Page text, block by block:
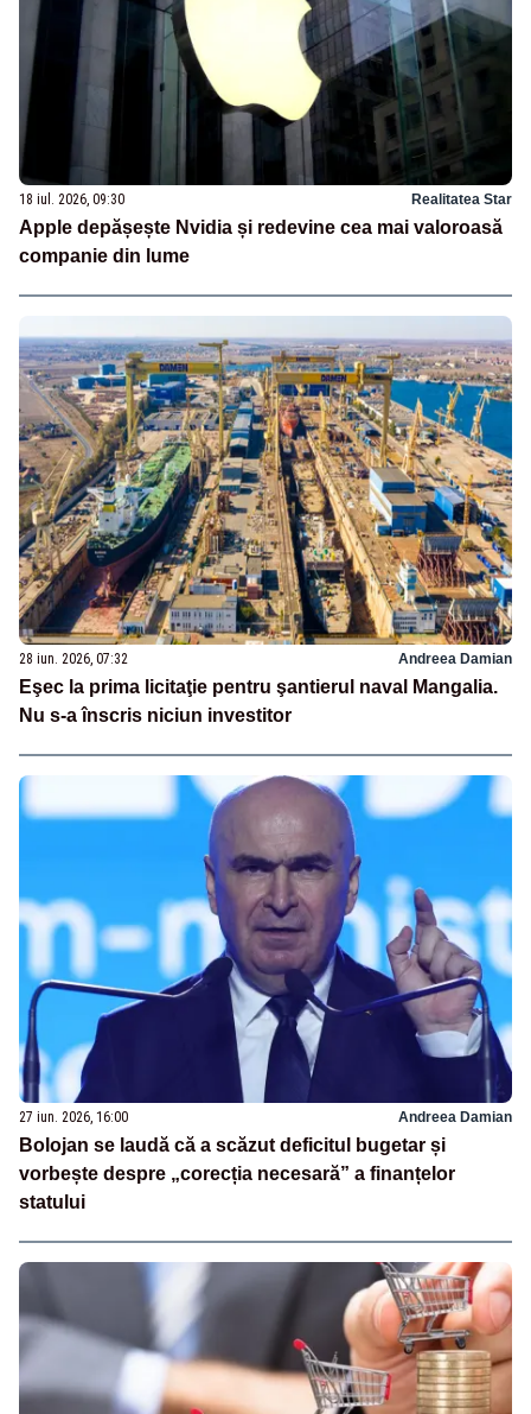
18 iul. 2026, 09:30 Realitatea Star
Apple depășește Nvidia și redevine cea mai valoroasă
companie din lume
28 iun. 2026, 07:32 Andreea Damian
Eşec la prima licitaţie pentru şantierul naval Mangalia.
Nu s-a înscris niciun investitor
27 iun. 2026, 16:00 Andreea Damian
Bolojan se laudă că a scăzut deficitul bugetar și
vorbește despre „corecția necesară” a finanțelor
statului